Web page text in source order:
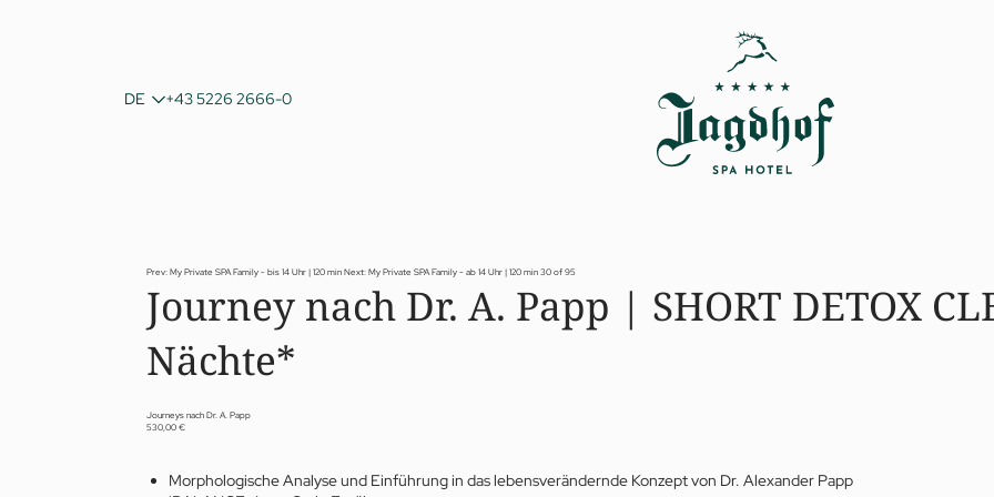
DE
IT
EN
+43 5226 2666-0
Prev: My Private SPA Family - bis 14 Uhr | 120 min Next: My Private SPA Family - ab 14 Uhr | 120 min 30 of 95
Journey nach Dr. A. Papp | SHORT DETOX
Nächte*
Journeys nach Dr. A. Papp
530,00 €
Morphologische Analyse und Einführung in das lebensverändernde Konzept von Dr. Alexander Papp